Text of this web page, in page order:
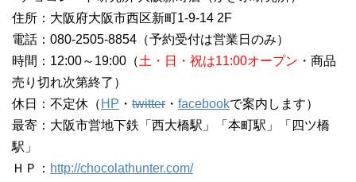
住所：大阪府大阪市西区新町1-9-14 2F
電話：080-2505-8854（予約受付は営業日のみ）
時間：12:00～19:00（土・日・祝は11:00オープン ・商品
売り切れ次第終了）
休日：不定休（ HP ・ twitter ・ facebookで案内します）
最寄：大阪市営地下鉄「西大橋駅」「本町駅」「四ツ橋
駅」
ＨＰ： http://chocolathunter.com/